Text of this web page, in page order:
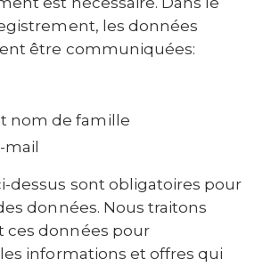
les données
être communiquées:
nom de famille
dessus sont obligatoires pour
données. Nous traitons
ces données pour
informations et offres qui